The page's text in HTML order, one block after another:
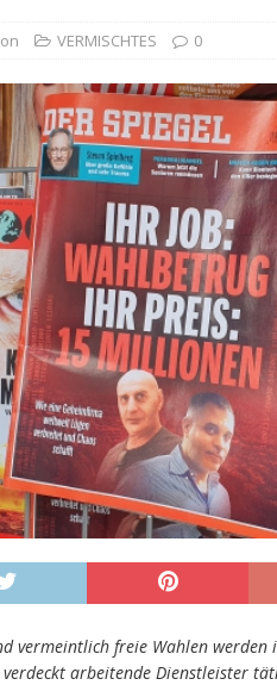
VERMISCHTES 0
vermeintlich freie Wahlen
arbeitende Dienstleister